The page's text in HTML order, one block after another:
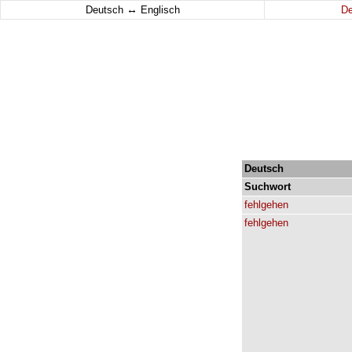
Deutsch ↔ Englisch
Deutsch
Suchwort
fehlgehen
fehlgehen